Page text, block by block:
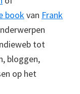
bookvan Frank
tot
bloggen,
op het